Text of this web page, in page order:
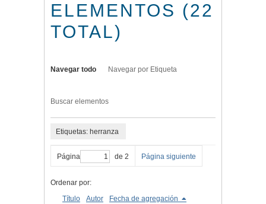
ELEMENTOS (22
TOTAL)
Navegar todo Navegar por Etiqueta
Buscar elementos
Etiquetas: herranza
Página de 2 Página siguiente
Ordenar por:
Título
Autor Fecha de agregación